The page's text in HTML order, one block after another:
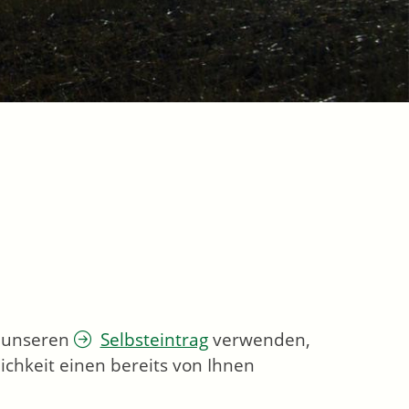
Selbsteintragverwenden,
einen bereits von Ihnen